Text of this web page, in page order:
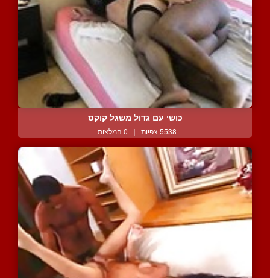
כושי עם גדול משגל קוקס
5538 צפיות | 0 המלצות